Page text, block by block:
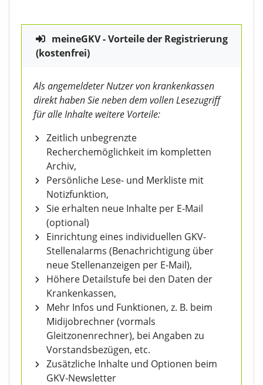
meineGKV - Vorteile der Registrierung
(kostenfrei)
Als angemeldeter Nutzer von krankenkassen
direkt haben Sie neben dem vollen Lesezugriff
für alle Inhalte weitere Vorteile:
Zeitlich unbegrenzte
Recherchemöglichkeit im kompletten
Archiv,
Persönliche Lese- und Merkliste mit
Notizfunktion,
Sie erhalten neue Inhalte per E-Mail
(optional)
Einrichtung eines individuellen GKV-
Stellenalarms (Benachrichtigung über
neue Stellenanzeigen per E-Mail),
Höhere Detailstufe bei den Daten der
Krankenkassen,
Mehr Infos und Funktionen, z. B. beim
Midijobrechner (vormals
Gleitzonenrechner), bei Angaben zu
Vorstandsbezügen, etc.
Zusätzliche Inhalte und Optionen beim
GKV-Newsletter